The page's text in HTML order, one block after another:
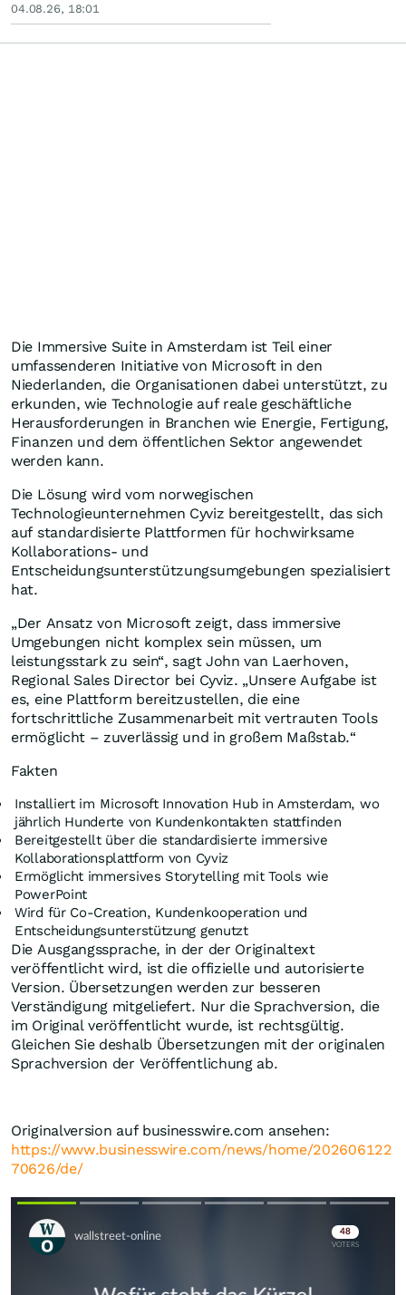
04.08.26, 18:01
Die Immersive Suite in Amsterdam ist Teil einer
umfassenderen Initiative von Microsoft in den
Niederlanden, die Organisationen dabei unterstützt, zu
erkunden, wie Technologie auf reale geschäftliche
Herausforderungen in Branchen wie Energie, Fertigung,
Finanzen und dem öffentlichen Sektor angewendet
werden kann.
Die Lösung wird vom norwegischen
Technologieunternehmen Cyviz bereitgestellt, das sich
auf standardisierte Plattformen für hochwirksame
Kollaborations- und
Entscheidungsunterstützungsumgebungen spezialisiert
hat.
„Der Ansatz von Microsoft zeigt, dass immersive
Umgebungen nicht komplex sein müssen, um
leistungsstark zu sein“, sagt John van Laerhoven,
Regional Sales Director bei Cyviz. „Unsere Aufgabe ist
es, eine Plattform bereitzustellen, die eine
fortschrittliche Zusammenarbeit mit vertrauten Tools
ermöglicht – zuverlässig und in großem Maßstab.“
Fakten
Installiert im Microsoft Innovation Hub in Amsterdam, wo
jährlich Hunderte von Kundenkontakten stattfinden
Bereitgestellt über die standardisierte immersive
Kollaborationsplattform von Cyviz
Ermöglicht immersives Storytelling mit Tools wie
PowerPoint
Wird für Co-Creation, Kundenkooperation und
Entscheidungsunterstützung genutzt
Die Ausgangssprache, in der der Originaltext
veröffentlicht wird, ist die offizielle und autorisierte
Version. Übersetzungen werden zur besseren
Verständigung mitgeliefert. Nur die Sprachversion, die
im Original veröffentlicht wurde, ist rechtsgültig.
Gleichen Sie deshalb Übersetzungen mit der originalen
Sprachversion der Veröffentlichung ab.
Originalversion auf businesswire.com ansehen:
https://www.businesswire.com/news/home/202606122
70626/de/
Skip